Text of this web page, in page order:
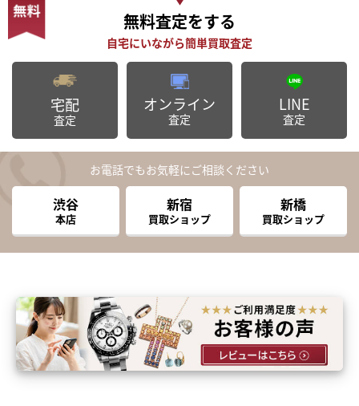
無料査定をする
宅配
査定
オンライン
査定
LINE
査定
お電話でもお気軽にご相談ください
渋谷
本店
新宿
買取ショップ
新橋
買取ショップ